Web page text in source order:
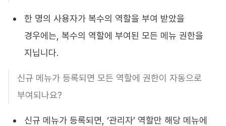
한 명의 사용자가 복수의 역할을 부여 받았을
경우에는, 복수의 역할에 부여된 모든 메뉴 권한을
지닙니다.
신규 메뉴가 등록되면 모든 역할에 권한이 자동으로
부여되나요?
신규 메뉴가 등록되면, ‘관리자’ 역할만 해당 메뉴에